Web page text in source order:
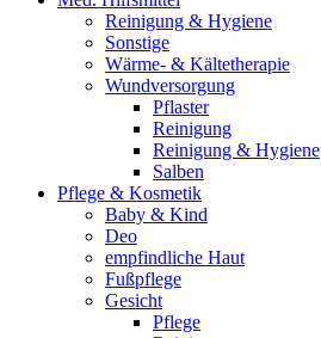
Reinigung & Hygiene
Sonstige
Wärme- & Kältetherapie
Wundversorgung
Pflaster
Reinigung
Reinigung & Hygiene
Salben
Pflege & Kosmetik
Baby & Kind
Deo
empfindliche Haut
Fußpflege
Gesicht
Pflege